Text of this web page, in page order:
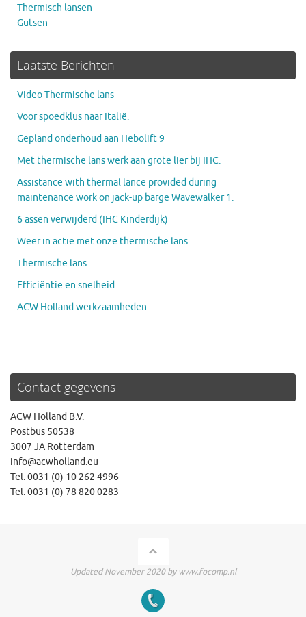
Thermisch lansen
Gutsen
Laatste Berichten
Video Thermische lans
Voor spoedklus naar Italië.
Gepland onderhoud aan Hebolift 9
Met thermische lans werk aan grote lier bij IHC.
Assistance with thermal lance provided during
maintenance work on jack-up barge Wavewalker 1.
6 assen verwijderd (IHC Kinderdijk)
Weer in actie met onze thermische lans.
Thermische lans
Efficiëntie en snelheid
ACW Holland werkzaamheden
Contact gegevens
ACW Holland B.V.
Postbus 50538
3007 JA Rotterdam
info@acwholland.eu
Tel: 0031 (0) 10 262 4996
Tel: 0031 (0) 78 820 0283
Updated November 2020 by www.focomp.nl